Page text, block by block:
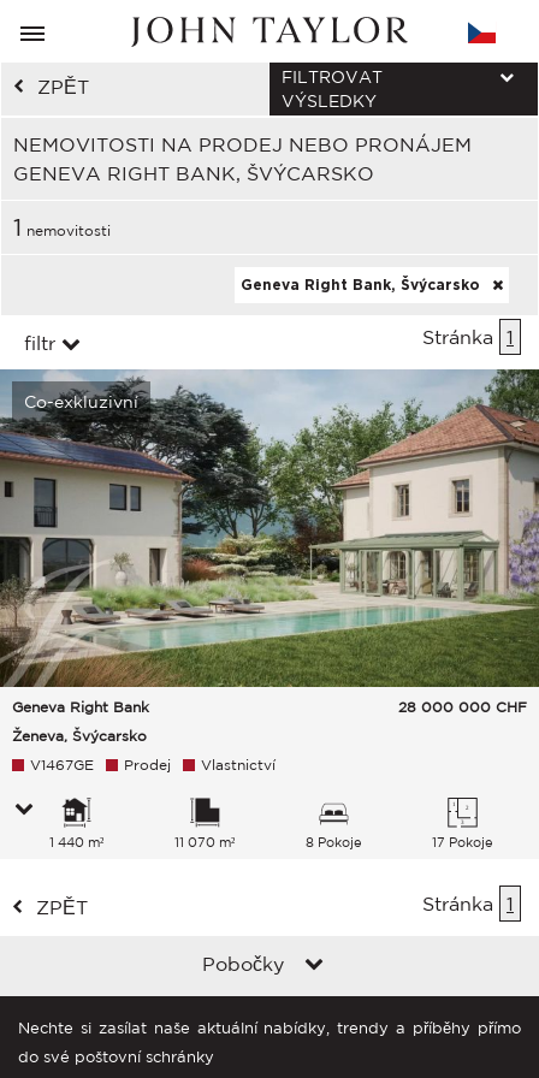
ZPĚT
NEMOVITOSTI NA PRODEJ NEBO PRONÁJEM
GENEVA RIGHT BANK, ŠVÝCARSKO
FILTROVAT
VÝSLEDKY
1 nemovitosti
Geneva Right Bank, Švýcarsko
filtr Stránka 1
Co-exkluzivní
Geneva Right Bank
Ženeva, Švýcarsko
28 000 000 CHF
V1467GE Prodej Vlastnictví
1 440 m² 11 070 m² 8 Pokoje 17 Pokoje
ZPĚT Stránka 1
Pobočky
Nechte si zasílat naše aktuální nabídky, trendy a příběhy přímo
do své poštovní schránky